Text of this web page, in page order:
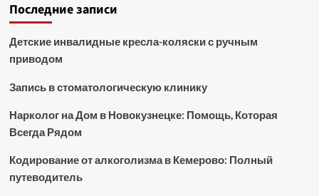
Последние записи
Детские инвалидные кресла-коляски с ручным
приводом
Запись в стоматологическую клинику
Нарколог на Дом в Новокузнецке: Помощь, Которая
Всегда Рядом
Кодирование от алкоголизма в Кемерово: Полный
путеводитель